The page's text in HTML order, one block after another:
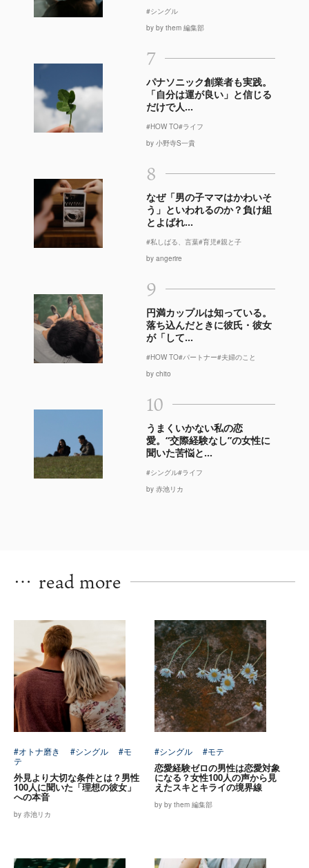
#シングル
by by them 編集部
7
パナソニック創業者も実践。
「自分は運が良い」と信じる
だけで人...
#HOW TO#ライフ
by 小野寺S一貴
8
なぜ「男の子ママはかわいそ
う」といわれるのか？負け組
とよばれ...
#私しばる、言葉#育児#親と子
by angerire
9
円満カップルは知っている。
落ち込んだときに彼氏・彼女
が「して...
#HOW TO#パートナー#夫婦のこと
by chito
10
うまくいかない私の恋
愛。“交際経験なし”の女性に
聞いた苦悩と...
#シングル#ライフ
by 赤池リカ
… read more
#オトナ磨き #シングル
#モ
テ
外見より大切な条件とは？男性
100人に聞いた「理想の彼女」
への本音
by 赤池リカ
#シングル #モテ
恋愛経験ゼロの男性は恋愛対象
になる？女性100人の声から見
えたスキとキライの境界線
by by them 編集部